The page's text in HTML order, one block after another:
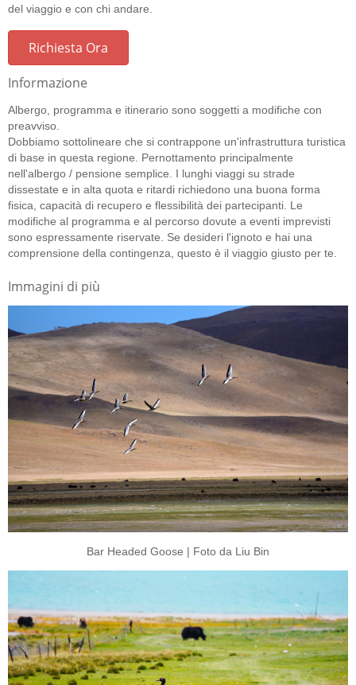
del viaggio e con chi andare.
Richiesta Ora
Informazione
Albergo, programma e itinerario sono soggetti a modifiche con
preavviso.
Dobbiamo sottolineare che si contrappone un'infrastruttura turistica
di base in questa regione. Pernottamento principalmente
nell'albergo / pensione semplice. I lunghi viaggi su strade
dissestate e in alta quota e ritardi richiedono una buona forma
fisica, capacità di recupero e flessibilità dei partecipanti. Le
modifiche al programma e al percorso dovute a eventi imprevisti
sono espressamente riservate. Se desideri l'ignoto e hai una
comprensione della contingenza, questo è il viaggio giusto per te.
Immagini di più
Bar Headed Goose | Foto da Liu Bin